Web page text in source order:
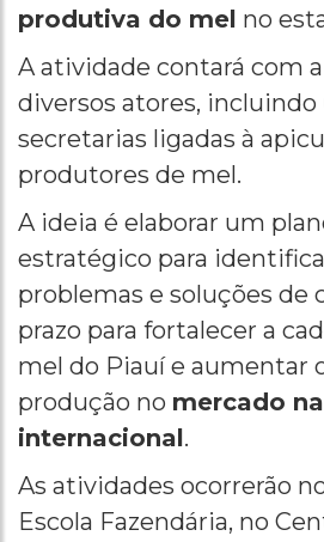
produtiva do mel no
A atividade contará com
diversos atores, incluindo
secretarias ligadas à
produtores de mel.
A ideia é elaborar um
estratégico para
problemas e soluções de
prazo para fortalecer a
mel do Piauí e aumentar
produção no mercado
internacional .
As atividades ocorrerão
Escola Fazendária, no